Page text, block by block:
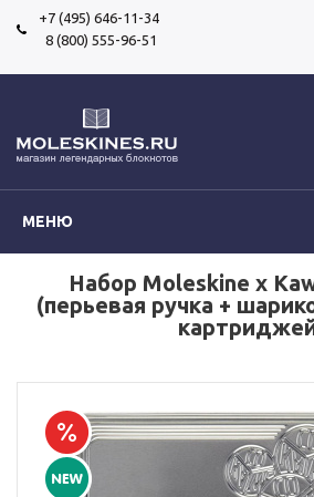
+7 (495) 646-11-34
8 (800) 555-96-51
МЕНЮ
Набор Moleskine x
(перьевая ручка +